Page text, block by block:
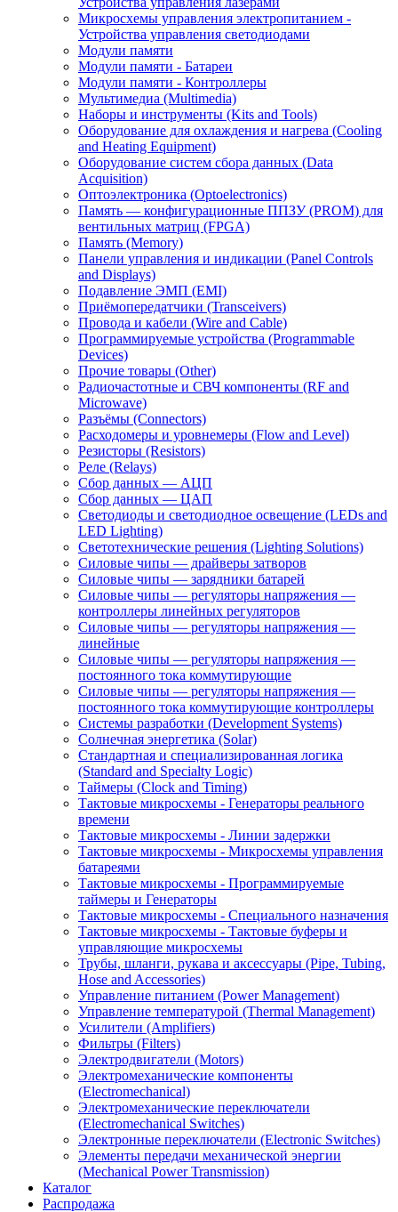
Микросхемы управления электропитанием -
Устройства управления светодиодами
Модули памяти
Модули памяти - Батареи
Модули памяти - Контроллеры
Мультимедиа (Multimedia)
Наборы и инструменты (Kits and Tools)
Оборудование для охлаждения и нагрева (Cooling
and Heating Equipment)
Оборудование систем сбора данных (Data
Acquisition)
Оптоэлектроника (Optoelectronics)
Память — конфигурационные ППЗУ (PROM) для
вентильных матриц (FPGA)
Память (Memory)
Панели управления и индикации (Panel Controls
and Displays)
Подавление ЭМП (EMI)
Приёмопередатчики (Transceivers)
Провода и кабели (Wire and Cable)
Программируемые устройства (Programmable
Devices)
Прочие товары (Other)
Радиочастотные и СВЧ компоненты (RF and
Microwave)
Разъёмы (Connectors)
Расходомеры и уровнемеры (Flow and Level)
Резисторы (Resistors)
Реле (Relays)
Сбор данных — АЦП
Сбор данных — ЦАП
Светодиоды и светодиодное освещение (LEDs and
LED Lighting)
Светотехнические решения (Lighting Solutions)
Силовые чипы — драйверы затворов
Силовые чипы — зарядники батарей
Силовые чипы — регуляторы напряжения —
контроллеры линейных регуляторов
Силовые чипы — регуляторы напряжения —
линейные
Силовые чипы — регуляторы напряжения —
постоянного тока коммутирующие
Силовые чипы — регуляторы напряжения —
постоянного тока коммутирующие контроллеры
Системы разработки (Development Systems)
Солнечная энергетика (Solar)
Стандартная и специализированная логика
(Standard and Specialty Logic)
Таймеры (Clock and Timing)
Тактовые микросхемы - Генераторы реального
времени
Тактовые микросхемы - Линии задержки
Тактовые микросхемы - Микросхемы управления
батареями
Тактовые микросхемы - Программируемые
таймеры и Генераторы
Тактовые микросхемы - Специального назначения
Тактовые микросхемы - Тактовые буферы и
управляющие микросхемы
Трубы, шланги, рукава и аксессуары (Pipe, Tubing,
Hose and Accessories)
Управление питанием (Power Management)
Управление температурой (Thermal Management)
Усилители (Amplifiers)
Фильтры (Filters)
Электродвигатели (Motors)
Электромеханические компоненты
(Electromechanical)
Электромеханические переключатели
(Electromechanical Switches)
Электронные переключатели (Electronic Switches)
Элементы передачи механической энергии
(Mechanical Power Transmission)
Каталог
Распродажа